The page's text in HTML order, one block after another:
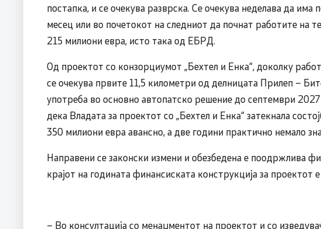
постапка, и се очекува разврска. Се очекува неделава да има
месец или во почетокот на следниот да почнат работите на
215 милиони евра, исто така од ЕБРД.
Од проектот со конзорциумот „Бехтел и Енка“, доколку
се очекува првите 11,5 километри од делницата Прилеп –
употреба во основно автопатско решение до септември
дека Владата за проектот со „Бехтел и Енка“ затекнала
350 милиони евра авансно, а две години практично немало
Направени се законски измени и обезбедена е поодржлива
крајот на годината финансиската конструкција за проектот
– Во консултација со менаџментот на проектот и со